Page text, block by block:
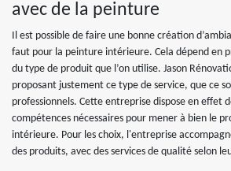
avec de la peinture
Il est possible de faire une bonne création
faut pour la peinture intérieure. Cela dépend en
du type de produit que l’on utilise. Jason
proposant justement ce type de service, que ce
professionnels. Cette entreprise dispose en effet
compétences nécessaires pour mener à bien le
intérieure. Pour les choix, l'entreprise
des produits, avec des services de qualité selon